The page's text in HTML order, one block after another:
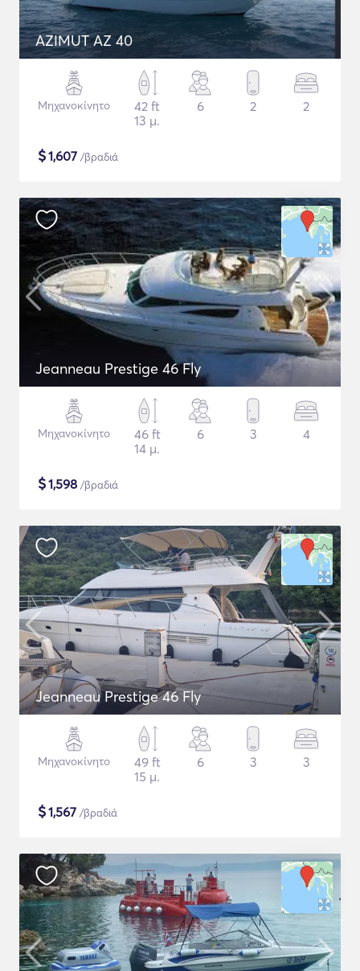
AZIMUT AZ 40
Μηχανοκίνητο
42 ft
13 μ.
6 2 2
$1,607 /βραδιά
Jeanneau Prestige 46 Fly
Μηχανοκίνητο
46 ft
14 μ.
6 3 4
$1,598 /βραδιά
Jeanneau Prestige 46 Fly
Μηχανοκίνητο
49 ft
15 μ.
6 3 3
$1,567 /βραδιά